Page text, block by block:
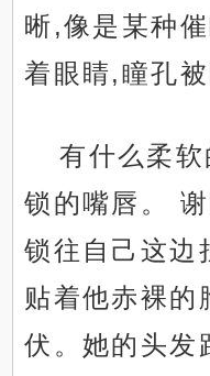
晰,像是某种
着眼睛,瞳孔被
有什么柔
锁的嘴唇。
锁往自己这边
贴着他赤裸的
伏。她的头发